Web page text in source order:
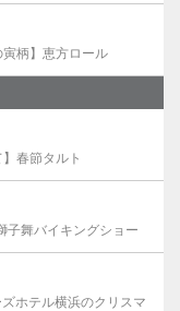
寅柄】恵方ロール
春節タルト
子舞バイキングショー
ホテル横浜のクリスマ